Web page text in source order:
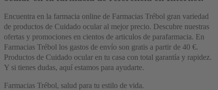
Encuentra en la farmacia online de Farmacias Trébol gran variedad
de productos de Cuidado ocular al mejor precio. Descubre nuestras
ofertas y promociones en cientos de articulos de parafarmacia. En
Farmacias Trébol los gastos de envío son gratis a partir de 40 €.
Productos de Cuidado ocular en tu casa con total garantía y rapidez.
Y si tienes dudas, aquí estamos para ayudarte.
Farmacias Trébol, salud para tu estilo de vida.